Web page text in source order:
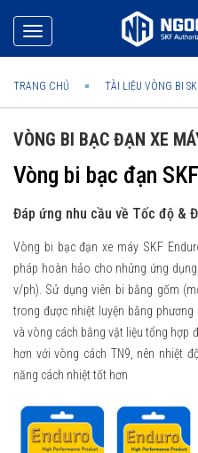
Toggle
navigation
TRANG CHỦ TÀI LIỆU VÒNG BI
VÒNG BI BẠC ĐẠN XE
Vòng bi bạc đạn
Đáp ứng nhu cầu về Tốc độ &
Vòng bi bạc đạn xe máy SKF
pháp hoàn hảo cho nhửng ứng
v/ph). Sử dụng viên bi bằng gốm
trong được nhiệt luyện bằng
và vòng cách bằng vật liệu tổng hợp
hơn với vòng cách TN9, nên nhiệt
năng cách nhiệt tốt hơn